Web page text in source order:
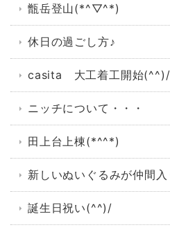
甑岳登山(*^▽^*)
休日の過ごし方♪
casita 大工着工開始(^^)/
ニッチについて・・・
田上台上棟(*^^*)
新しいぬいぐるみが仲間
誕生日祝い(^^)/